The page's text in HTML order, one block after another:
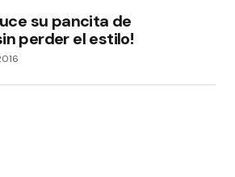
su pancita de
perder el estilo!